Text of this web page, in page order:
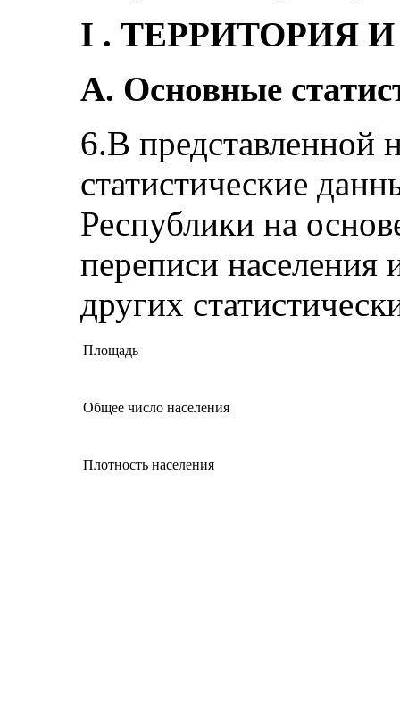
I . ТЕРРИТОРИЯ
А. Основные
6.В представленной
статистические
Республики на
переписи
других
Площадь
Общее число населения
Плотность населения